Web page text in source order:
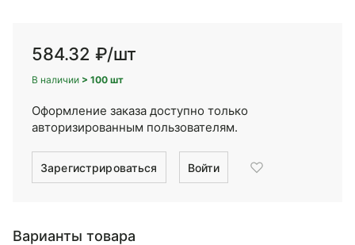
584.32 ₽/шт
В наличии > 100 шт
Оформление заказа доступно только
авторизированным пользователям.
Зарегистрироваться Войти
Варианты товара